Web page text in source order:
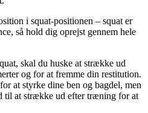
i squat-positionen – squat er
så hold dig oprejst gennem hele
skal du huske at strække ud
og for at fremme din restitution.
at styrke dine ben og bagdel, men
til at strække ud efter træning for at